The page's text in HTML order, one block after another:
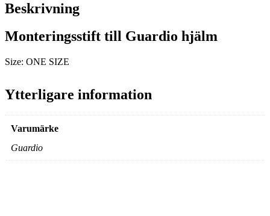
Beskrivning
Monteringsstift till Guardio hjälm
Size: ONE SIZE
Ytterligare information
Varumärke
Guardio